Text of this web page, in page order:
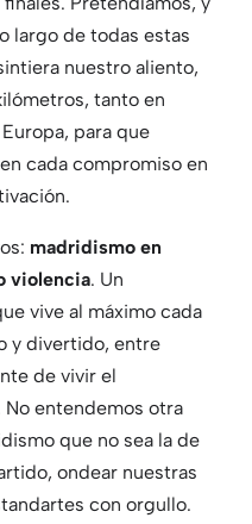
largo de todas estas
nuestro aliento,
tanto en
para que
cada compromiso en
madridismo en
violencia. Un
vive al máximo cada
y divertido, entre
de vivir el
No entendemos otra
que no sea la de
ondear nuestras
con orgullo.